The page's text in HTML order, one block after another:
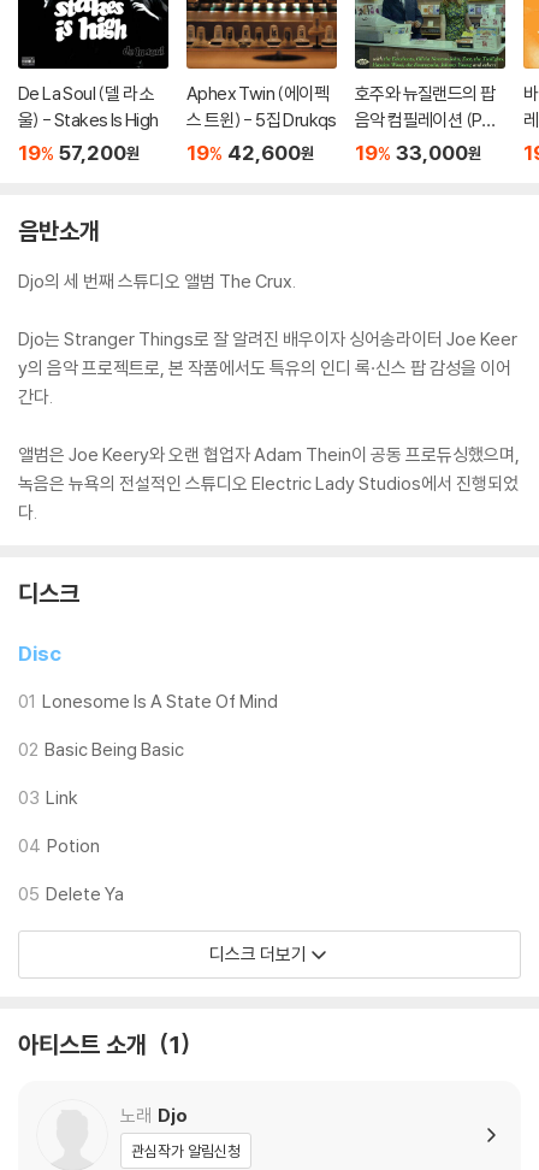
De La Soul (델 라 소
울) - Stakes Is High
19% 57,200원
Aphex Twin (에이펙
스 트윈) - 5집 Drukqs
19% 42,600원
호주와 뉴질랜드의 팝
음악 컴필레이션 (Pop
Down Under 1966-1
19% 33,000원
음반소개
Djo의 세 번째 스튜디오 앨범 The Crux.
Djo는 Stranger Things로 잘 알려진 배우이자 싱어송라이터 Joe Keer
y의 음악 프로젝트로, 본 작품에서도 특유의 인디 록·신스 팝 감성을 이어
간다.
앨범은 Joe Keery와 오랜 협업자 Adam Thein이 공동 프로듀싱했으며,
녹음은 뉴욕의 전설적인 스튜디오 Electric Lady Studios에서 진행되었
다.
디스크
Disc
01 Lonesome Is A State Of Mind
02 Basic Being Basic
03 Link
04 Potion
05 Delete Ya
디스크 더보기
아티스트 소개 1
노래 Djo
관심작가 알림신청